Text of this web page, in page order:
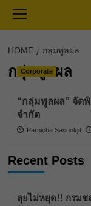
Menu
HOME กลุ่มพูลผล
กลุ่มพูลผล
Corporate
“กลุ่มพูลผล” จัด
จำกัด
Parnicha Sasookjit
Recent Posts
ลุยไม่หยุด!! กรมช